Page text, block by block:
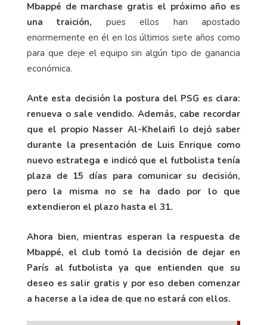
Mbappé de marchase gratis el próximo año es
una traición, pues ellos han apostado
enormemente en él en los últimos siete años como
para que deje el equipo sin algún tipo de ganancia
económica.
Ante esta decisión la postura del PSG es clara:
renueva o sale vendido. Además, cabe recordar
que el propio Nasser Al-Khelaifi lo dejó saber
durante la presentación de Luis Enrique como
nuevo estratega e indicó que el futbolista tenía
plaza de 15 días para comunicar su decisión,
pero la misma no se ha dado por lo que
extendieron el plazo hasta el 31.
Ahora bien, mientras esperan la respuesta de
Mbappé, el club tomó la decisión de dejar en
París al futbolista ya que entienden que su
deseo es salir gratis y por eso deben comenzar
a hacerse a la idea de que no estará con ellos.